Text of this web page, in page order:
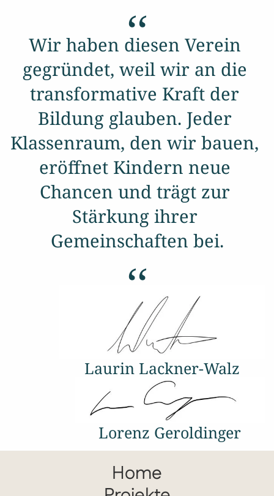
‘‘
Wir haben diesen Verein
gegründet, weil wir an die
transformative Kraft der
Bildung glauben. Jeder
Klassenraum, den wir bauen,
eröffnet Kindern neue
Chancen und trägt zur
Stärkung ihrer
Gemeinschaften bei.
‘‘
Laurin Lackner-Walz
Lorenz Geroldinger
Home